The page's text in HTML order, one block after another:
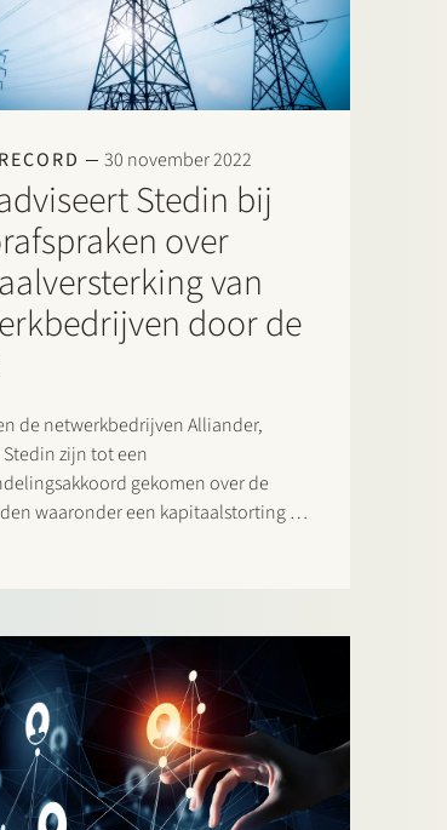
30 november 2022
Stedin bij
over
van
door de
de netwerkbedrijven Alliander,
Stedin zijn tot een
gekomen over de
waaronder een kapitaalstorting en